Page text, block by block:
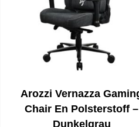
Arozzi Vernazza
Chair En Polsterstoff –
Dunkelgrau